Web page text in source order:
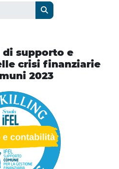
Cerca corsi
supporto e
crisi finanziarie
2023